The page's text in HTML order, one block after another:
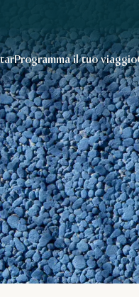
Programma il tuo viaggio